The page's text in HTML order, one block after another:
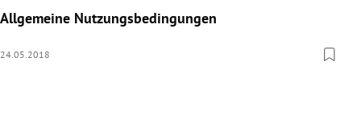
Allgemeine Nutzungsbedingungen
24.05.2018